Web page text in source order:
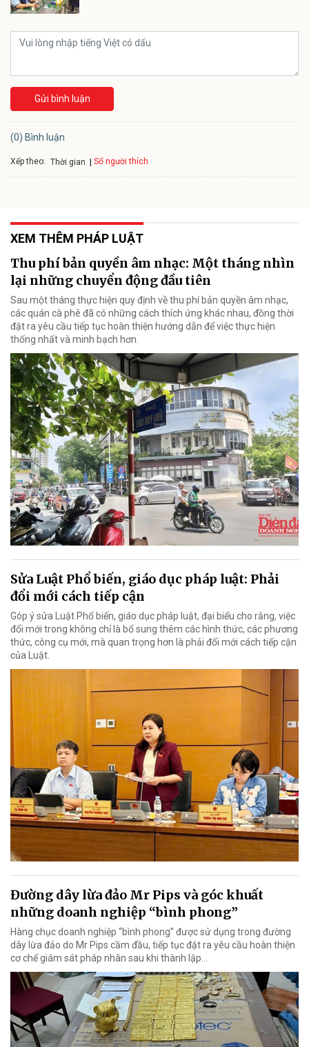
Gửi bình luận
(0) Bình luận
Xếp theo: Thời gian Số người thích
XEM THÊM PHÁP LUẬT
Thu phí bản quyền âm nhạc: Một tháng nhìn
lại những chuyển động đầu tiên
Sau một tháng thực hiện quy định về thu phí bản quyền âm nhạc,
các quán cà phê đã có những cách thích ứng khác nhau, đồng thời
đặt ra yêu cầu tiếp tục hoàn thiện hướng dẫn để việc thực hiện
thống nhất và minh bạch hơn.
Sửa Luật Phổ biến, giáo dục pháp luật: Phải
đổi mới cách tiếp cận
Góp ý sửa Luật Phổ biến, giáo dục pháp luật, đại biểu cho rằng, việc
đổi mới trong không chỉ là bổ sung thêm các hình thức, các phương
thức, công cụ mới, mà quan trọng hơn là phải đổi mới cách tiếp cận
của Luật.
Đường dây lừa đảo Mr Pips và góc khuất
những doanh nghiệp “bình phong”
Hàng chục doanh nghiệp “bình phong” được sử dụng trong đường
dây lừa đảo do Mr Pips cầm đầu, tiếp tục đặt ra yêu cầu hoàn thiện
cơ chế giám sát pháp nhân sau khi thành lập…